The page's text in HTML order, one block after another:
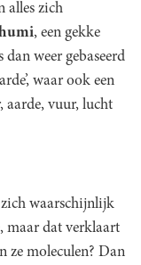
alles zich
, een gekke
weer gebaseerd
waar ook een
aarde, vuur, lucht
waarschijnlijk
maar dat verklaart
ze moleculen? Dan